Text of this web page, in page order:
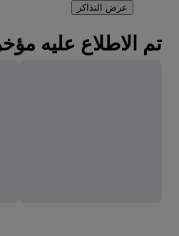
عرض التذاكر
تم الاطلاع عليه